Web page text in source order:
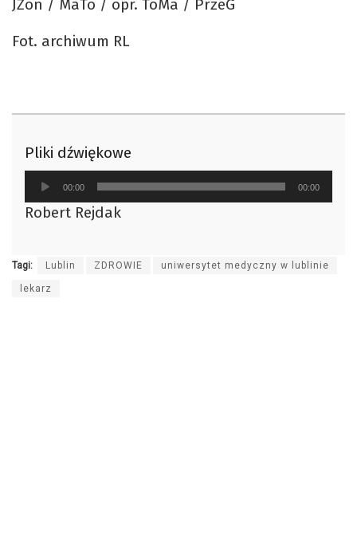
JZon / MaTo / opr. ToMa / PrzeG
Fot. archiwum RL
Pliki dźwiękowe
Odtwarzacz
plików
dźwiękowych
00:00 00:00
Robert Rejdak
Tagi: Lublin ZDROWIE uniwersytet medyczny w lublinie
lekarz